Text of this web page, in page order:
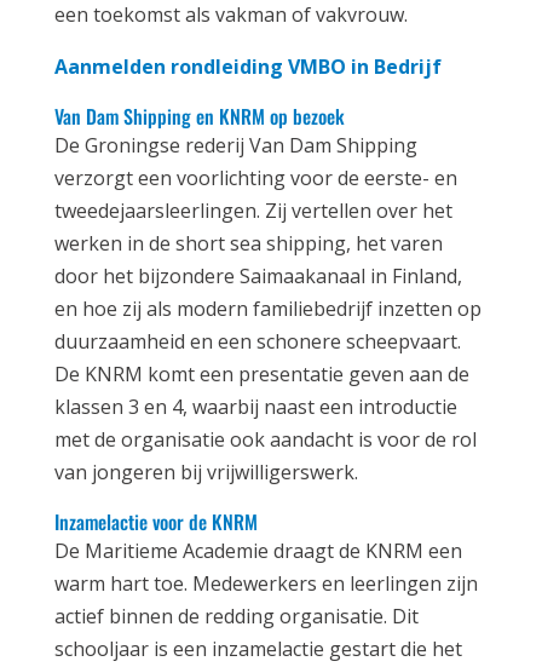
een toekomst als vakman of vakvrouw.
Aanmelden rondleiding VMBO in Bedrijf
Van Dam Shipping en KNRM op bezoek
De Groningse rederij Van Dam Shipping
verzorgt een voorlichting voor de eerste- en
tweedejaarsleerlingen. Zij vertellen over het
werken in de short sea shipping, het varen
door het bijzondere Saimaakanaal in Finland,
en hoe zij als modern familiebedrijf inzetten op
duurzaamheid en een schonere scheepvaart.
De KNRM komt een presentatie geven aan de
klassen 3 en 4, waarbij naast een introductie
met de organisatie ook aandacht is voor de rol
van jongeren bij vrijwilligerswerk.
Inzamelactie voor de KNRM
De Maritieme Academie draagt de KNRM een
warm hart toe. Medewerkers en leerlingen zijn
actief binnen de redding organisatie. Dit
schooljaar is een inzamelactie gestart die het